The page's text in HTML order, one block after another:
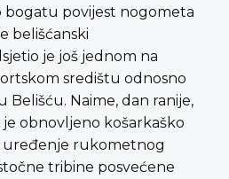
bogatu povijest nogometa
belišćanski
je još jednom na
središtu odnosno
Naime, dan ranije,
obnovljeno košarkaško
uređenje rukometnog
tribine posvećene